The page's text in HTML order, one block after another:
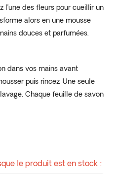
l’une des fleurs pour cueillir un
alors en une mousse
douces et parfumées.
dans vos mains avant
puis rincez. Une seule
Chaque feuille de savon
le produit est en stock :